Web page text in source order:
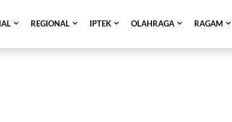
REGIONAL IPTEK OLAHRAGA RAGAM